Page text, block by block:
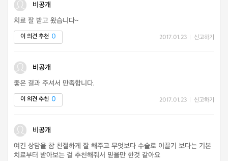
비공개
치료 잘 받고 왔습니다~
이 의견 추천 0 2017.01.23 신고하기
비공개
좋은 결과 주셔서 만족합니다.
이 의견 추천 0 2017.01.23 신고하기
비공개
여긴 상담을 참 친절하게 잘 해주고 무엇보다 수술로 이끌기 보다는 기본
치료부터 받아보는 걸 추천해줘서 믿을만 한것 같아요